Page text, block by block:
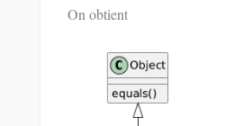
On obtient